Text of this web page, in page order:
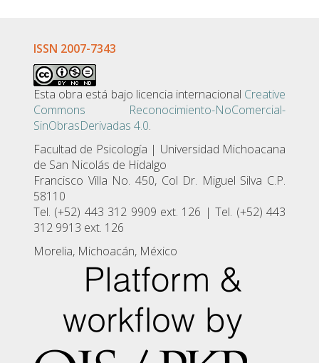
ISSN 2007-7343
Esta obra está bajo licencia internacional Creative
Commons Reconocimiento-NoComercial-
SinObrasDerivadas 4.0.
Facultad de Psicologí­a | Universidad Michoacana
de San Nicolás de Hidalgo
Francisco Villa No. 450, Col Dr. Miguel Silva C.P.
58110
Tel. (+52) 443 312 9909 ext. 126 | Tel. (+52) 443
312 9913 ext. 126
Morelia, Michoacán, México